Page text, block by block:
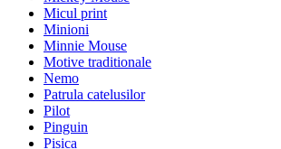
Micul print
Minioni
Minnie Mouse
Motive traditionale
Nemo
Patrula catelusilor
Pilot
Pinguin
Pisica